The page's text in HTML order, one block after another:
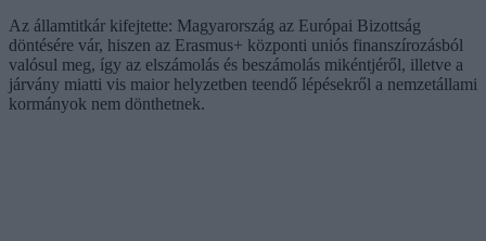
Az államtitkár kifejtette: Magyarország az Európai Bizottság
döntésére vár, hiszen az Erasmus+ központi uniós finanszírozásból
valósul meg, így az elszámolás és beszámolás mikéntjéről, illetve a
járvány miatti vis maior helyzetben teendő lépésekről a nemzetállami
kormányok nem dönthetnek.